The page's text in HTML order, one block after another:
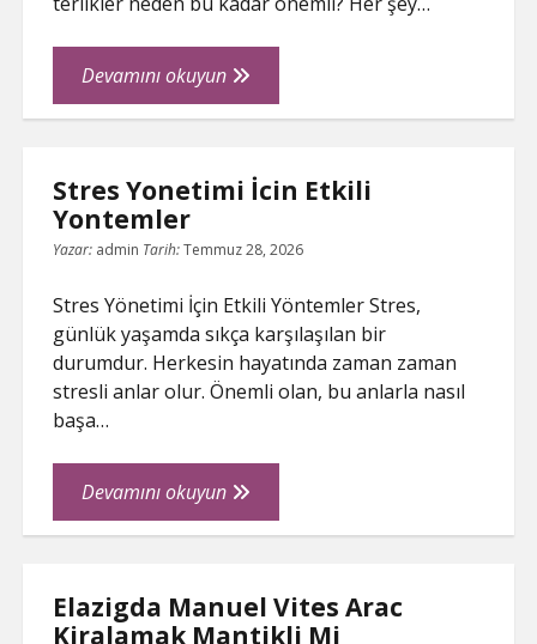
Devamını okuyunOtel
Terligi
Hale
Stres Yonetimi İcin Etkili
Yontemler
Yazar: admin Tarih:Temmuz 28, 2026
Stres Yönetimi İçin Etkili Yöntemler Stres,
günlük yaşamda sıkça karşılaşılan bir
durumdur. Herkesin hayatında zaman zaman
stresli anlar olur. Önemli olan, bu anlarla nasıl
başa…
Devamını okuyunStres
Yonetimi
Yontemler
Elazigda Manuel Vites Arac
Kiralamak Mantikli Mi